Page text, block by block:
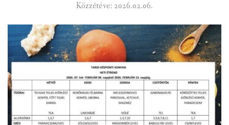
Közzétéve: 2026.02.06.